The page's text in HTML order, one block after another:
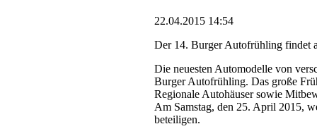
22.04.2015 14:54
Der 14. Burger Autofrühling findet
Die neuesten Automodelle von
Burger Autofrühling. Das große
Regionale Autohäuser sowie
Am Samstag, den 25. April 2015,
beteiligen.